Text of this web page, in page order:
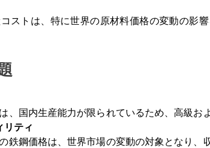
ストは、特に世界の原材料価格の変動の影
、国内生産能力が限られているため、高級お
リティ
鉄鋼価格は、世界市場の変動の対象となり、